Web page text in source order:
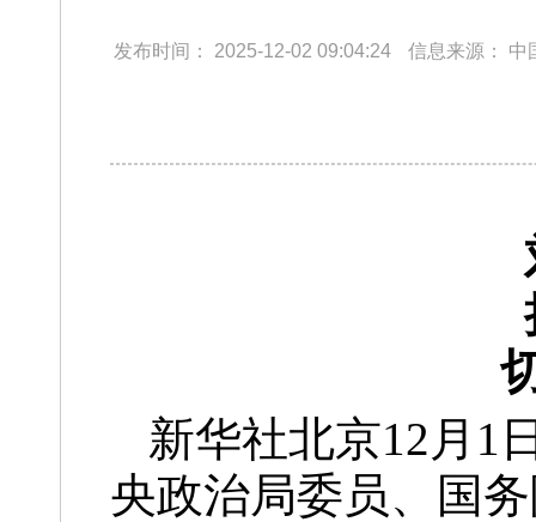
发布时间： 2025-12-02 09:04:24 信息来源： 中
新华社北京12月1
央政治局委员、国